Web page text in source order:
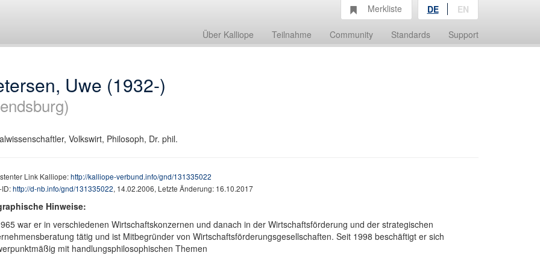
Über Kalliope Teilnahme Community Standards Support
Merkliste DE EN
Uwe (1932-)
Volkswirt, Philosoph, Dr. phil.
Link Kalliope:http://kalliope-verbund.info/gnd/131335022
http://d-nb.info/gnd/131335022, 14.02.2006, Letzte Änderung: 16.10.2017
Hinweise:
war er in verschiedenen Wirtschaftskonzernen und danach in der Wirtschaftsförderung und der strategischen
tätig und ist Mitbegründer von Wirtschaftsförderungsgesellschaften. Seit 1998 beschäftigt er sich
mit handlungsphilosophischen Themen